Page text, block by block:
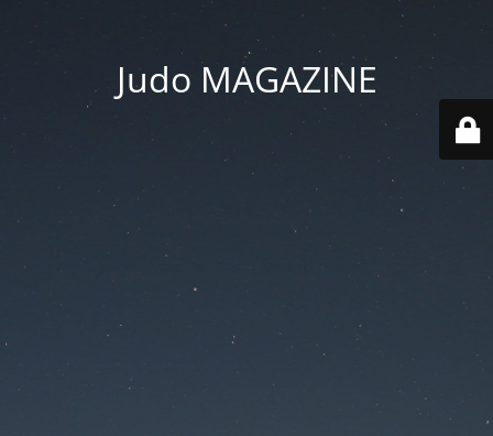
Judo MAGAZINE